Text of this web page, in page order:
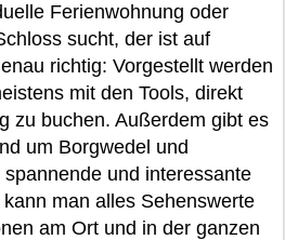
Ferienwohnung oder
sucht, der ist auf
richtig: Vorgestellt werden
mit den Tools, direkt
zu buchen. Außerdem gibt es
um Borgwedel und
und interessante
man alles Sehenswerte
am Ort und in der ganzen